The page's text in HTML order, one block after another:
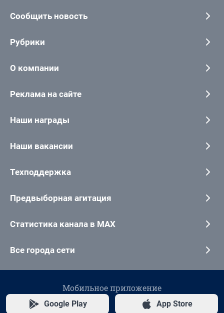
Сообщить новость
Рубрики
О компании
Реклама на сайте
Наши награды
Наши вакансии
Техподдержка
Предвыборная агитация
Статистика канала в MAX
Все города сети
Мобильное приложение
Google Play App Store